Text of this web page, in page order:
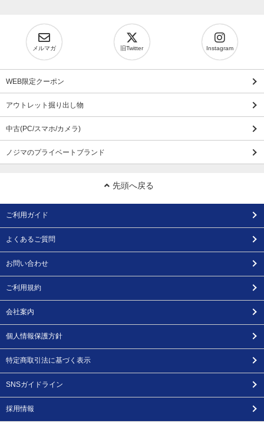
メルマガ 旧Twitter Instagram
WEB限定クーポン
アウトレット掘り出し物
中古(PC/スマホ/カメラ)
ノジマのプライベートブランド
先頭へ戻る
ご利用ガイド
よくあるご質問
お問い合わせ
ご利用規約
会社案内
個人情報保護方針
特定商取引法に基づく表示
SNSガイドライン
採用情報